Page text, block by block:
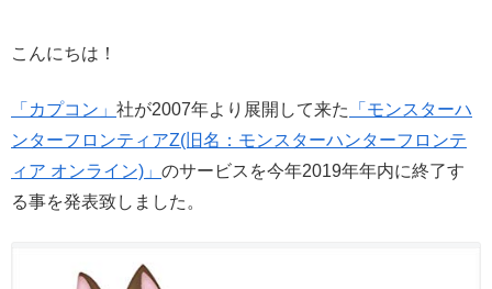
こんにちは！
「カプコン」 社が2007年より展開して来た
「モンスターハ
ンターフロンティアZ(旧名：モンスターハンターフロンテ
ィア オンライン)」 のサービスを今年2019年年内に終了す
る事を発表致しました。